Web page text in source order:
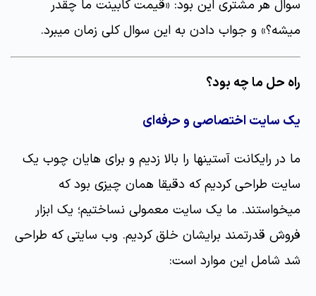
سوال هر مشتری این بود: «قیمت کابینت ما چقدر
میشه؟» و جواب دادن به این سوال کلی زمان میبرد.
راه حل ما چه بود؟
یک سایت اختصاصی و حرفه‌ای
ما در رایکانت آستینها را بالا زدیم و برای هایان چوب یک
سایت طراحی کردیم که دقیقا همان چیزی بود که
میخواستند. ما یک سایت معمولی نساختیم؛ یک ابزار
فروش قدرتمند برایشان خلق کردیم. وب سایتی که طراحی
شد شامل این موارد است: